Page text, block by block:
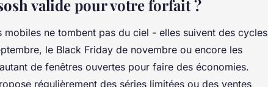
valide pour votre forfait ?
ne tombent pas du ciel - elles suivent des cycles
le Black Friday de novembre ou encore les
de fenêtres ouvertes pour faire des économies.
régulièrement des séries limitées ou des ventes